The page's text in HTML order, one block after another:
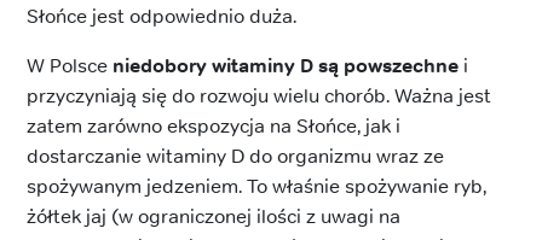
Słońce jest odpowiednio duża.
W Polsce niedobory witaminy D są powszechne i
przyczyniają się do rozwoju wielu chorób. Ważna jest
zatem zarówno ekspozycja na Słońce, jak i
dostarczanie witaminy D do organizmu wraz ze
spożywanym jedzeniem. To właśnie spożywanie ryb,
żółtek jaj (w ograniczonej ilości z uwagi na